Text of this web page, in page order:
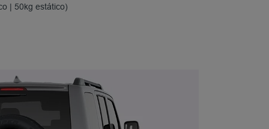
| 50kg estático)